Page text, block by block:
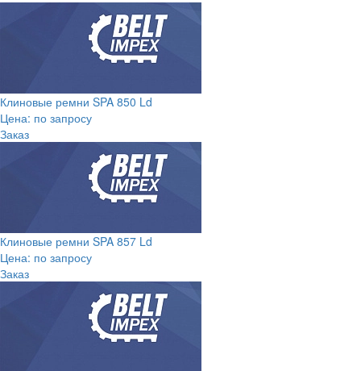
Клиновые ремни SPA 850 Ld
Цена: по запросу
Заказ
Клиновые ремни SPA 857 Ld
Цена: по запросу
Заказ